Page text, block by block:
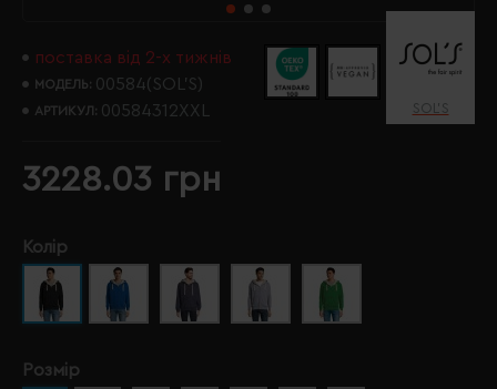
поставка від 2-х тижнів
МОДЕЛЬ: 00584(SOL’S)
АРТИКУЛ: 00584312XXL SOL’S
3228.03 грн
Колір
Розмір